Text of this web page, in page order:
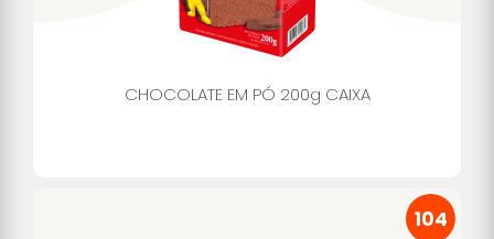
CHOCOLATE EM PÓ 200g CAIXA
104